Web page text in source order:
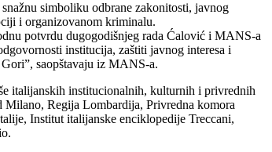
simboliku odbrane zakonitosti, javnog
i organizovanom kriminalu.
potvrdu dugogodišnjeg rada Ćalović i MANS-a
institucija, zaštiti javnog interesa i
saopštavaju iz MANS-a.
italijanskih institucionalnih, kulturnih i privrednih
Milano, Regija Lombardija, Privredna komora
Institut italijanske enciklopedije Treccani,